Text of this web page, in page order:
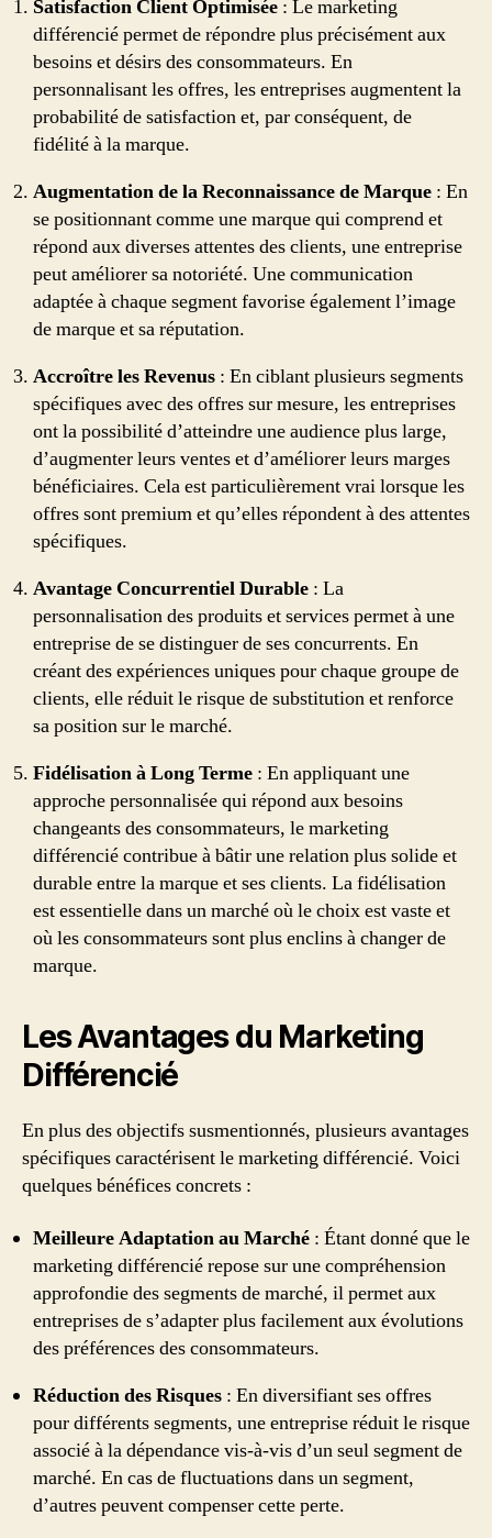
Satisfaction Client Optimisée : Le marketing
différencié permet de répondre plus précisément aux
besoins et désirs des consommateurs. En
personnalisant les offres, les entreprises augmentent la
probabilité de satisfaction et, par conséquent, de
fidélité à la marque.
Augmentation de la Reconnaissance de Marque : En
se positionnant comme une marque qui comprend et
répond aux diverses attentes des clients, une entreprise
peut améliorer sa notoriété. Une communication
adaptée à chaque segment favorise également l’image
de marque et sa réputation.
Accroître les Revenus : En ciblant plusieurs segments
spécifiques avec des offres sur mesure, les entreprises
ont la possibilité d’atteindre une audience plus large,
d’augmenter leurs ventes et d’améliorer leurs marges
bénéficiaires. Cela est particulièrement vrai lorsque les
offres sont premium et qu’elles répondent à des attentes
spécifiques.
Avantage Concurrentiel Durable : La
personnalisation des produits et services permet à une
entreprise de se distinguer de ses concurrents. En
créant des expériences uniques pour chaque groupe de
clients, elle réduit le risque de substitution et renforce
sa position sur le marché.
Fidélisation à Long Terme : En appliquant une
approche personnalisée qui répond aux besoins
changeants des consommateurs, le marketing
différencié contribue à bâtir une relation plus solide et
durable entre la marque et ses clients. La fidélisation
est essentielle dans un marché où le choix est vaste et
où les consommateurs sont plus enclins à changer de
marque.
Les Avantages du Marketing
Différencié
En plus des objectifs susmentionnés, plusieurs avantages
spécifiques caractérisent le marketing différencié. Voici
quelques bénéfices concrets :
Meilleure Adaptation au Marché : Étant donné que le
marketing différencié repose sur une compréhension
approfondie des segments de marché, il permet aux
entreprises de s’adapter plus facilement aux évolutions
des préférences des consommateurs.
Réduction des Risques : En diversifiant ses offres
pour différents segments, une entreprise réduit le risque
associé à la dépendance vis-à-vis d’un seul segment de
marché. En cas de fluctuations dans un segment,
d’autres peuvent compenser cette perte.